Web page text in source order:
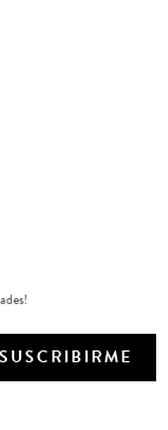
SUSCRIBIRME